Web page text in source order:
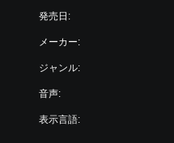
発売日:
メーカー:
ジャンル:
音声:
表示言語: